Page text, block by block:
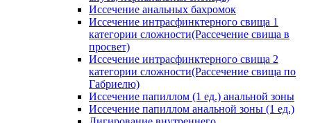
Иссечение анальных бахромок
Иссечение интрасфинктерного свища 1
категории сложности(Рассечение свища в
просвет)
Иссечение интрасфинктерного свища 2
категории сложности(Рассечение свища по
Габриелю)
Иссечение папиллом (1 ед.) анальной зоны
Иссечение папиллом анальной зоны (1 ед.)